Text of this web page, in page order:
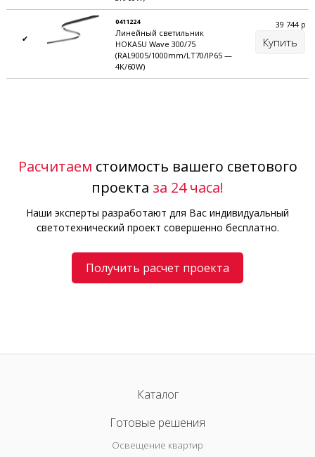
✔
0411224
Линейный светильник
HOKASU Wave 300/75
(RAL9005/1000mm/LT70/IP65 —
4K/60W)
39 744 р
Купить
Расчитаем стоимость вашего светового
проекта за 24 часа!
Наши эксперты разработают для Вас индивидуальный
светотехнический проект совершенно бесплатно.
Получить расчет проекта
Каталог
Готовые решения
Освещение квартир